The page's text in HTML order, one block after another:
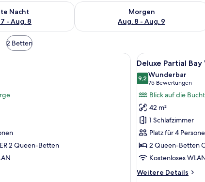
Nacht
- Aug. 8
für heute Nacht, Aug. 7 - Aug. 8.
Morgen
Aug. 8 - Aug. 9
Überprüfe die Verfügbarkeit für
2 Betten
Ein Balkon mit zwei Korbstühlen und einem kleinen Tisch,
2 Queen-Betten
Alle
Fotos
für
Deluxe
Partial
Bay
View
anzeigen
6
Deluxe Partial Bay
9,29,2 von 10
Wunderbar
75 Bewertungen
(75
Bewertungen)
Blick auf die Bucht
42 m²
1 Schlafzimmer
Platz für 4
2 Queen-Betten
Kostenloses
Weitere Details
Weitere